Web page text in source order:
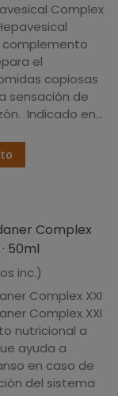
Complex
complemento
el
copiosas
sensación de
Indicado en...
Complex
50ml
inc.)
Complex XXI
Complex XXI
nutricional a
ayuda a
en caso de
del sistema